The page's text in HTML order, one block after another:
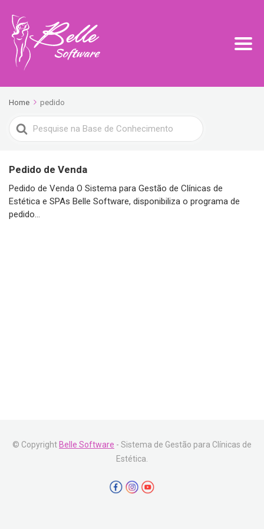
Home pedido
Search
For
Pedido de Venda
Pedido de Venda O Sistema para Gestão de Clínicas de
Estética e SPAs Belle Software, disponibiliza o programa de
pedido...
© Copyright Belle Software - Sistema de Gestão para Clínicas de
Estética.